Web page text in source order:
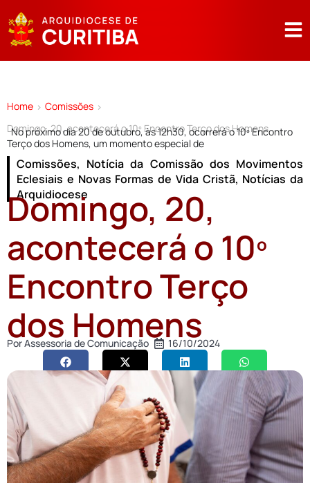
Home > Comissões >
Domingo, 20, acontecerá o 10º Encontro Terço dos Homens
No próximo dia 20 de outubro, às 12h30, ocorrerá o 10º Encontro
Terço dos Homens, um momento especial de
Comissões, Notícia da Comissão dos Movimentos
Eclesiais e Novas Formas de Vida Cristã, Notícias da
Arquidiocese
Domingo, 20,
acontecerá o 10º
Encontro Terço
dos Homens
PorAssessoria de Comunicação 16/10/2024